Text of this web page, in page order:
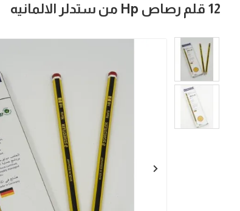
12 قلم رصاص Hp من ستدلر الالمانيه